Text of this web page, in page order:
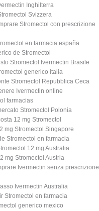
Inghilterra
Svizzera
Stromectol con prescrizione
en farmacia españa
de Stromectol
Stromectol Ivermectin Brasile
generico italia
Stromectol Repubblica Ceca
Ivermectin online
farmacias
Stromectol Polonia
12 mg Stromectol
mg Stromectol Singapore
Stromectol en farmacia
12 mg Australia
mg Stromectol Austria
Ivermectin senza prescrizione
Ivermectin Australia
Stromectol en farmacia
generico mexico